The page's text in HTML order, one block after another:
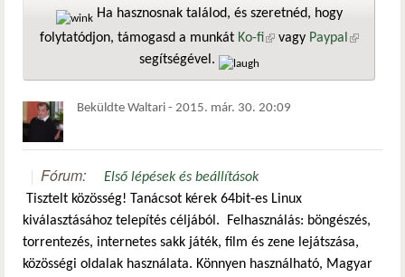
Ha hasznosnak találod, és szeretnéd, hogy
folytatódjon, támogasd a munkát Ko-fi(külső hivatkozás)
vagy Paypal
segítségével.
Beküldte Waltari - 2015. már. 30. 20:09
Fórum:
Első lépések és beállítások
Tisztelt közösség! Tanácsot kérek 64bit-es Linux
kiválasztásához telepítés céljából. Felhasználás: böngészés,
torrentezés, internetes sakk játék, film és zene lejátszása,
közösségi oldalak használata. Könnyen használható, Magyar